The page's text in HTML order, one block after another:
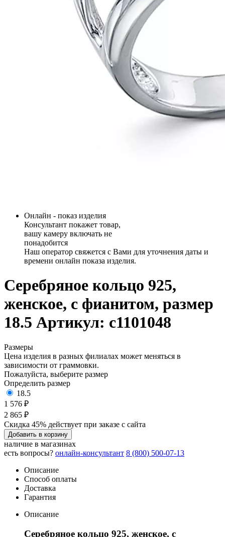
Онлайн - показ изделия
Консультант покажет товар,
вашу камеру включать не
понадобится
Наш оператор свяжется с Вами для уточнения даты и
времени онлайн показа изделия.
Серебряное кольцо 925,
женское, с фианитом, размер
18.5 Артикул: с1101048
Размеры
Цена изделия в разных филиалах может меняться в
зависимости от граммовки.
Пожалуйста, выберите размер
Определить размер
18.5
1 576 ₽
2 865 ₽
Скидка 45% действует при заказе с сайта
Добавить в корзину
наличие в магазинах
есть вопросы? онлайн-консультант 8 (800) 500-07-13
Описание
Способ оплаты
Доставка
Гарантия
Описание
Серебряное кольцо 925, женское, с